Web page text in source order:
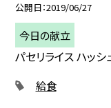
公開日 2019/06/27
今日の献立
パセリライス ハッ
給食